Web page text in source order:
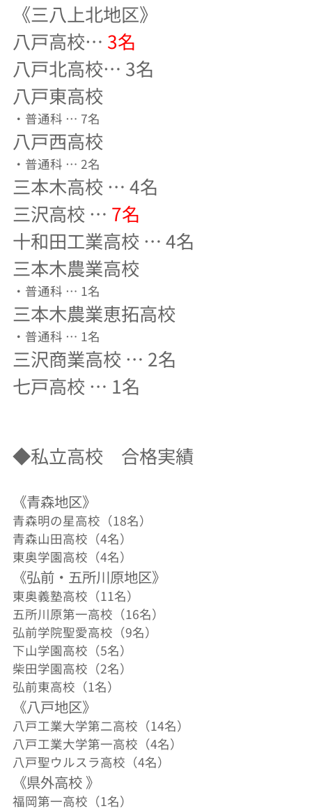
《三八上北地区》
八戸高校… 3名
八戸北高校… 3名
八戸東高校
・普通科 … 7名
八戸西高校
・普通科 … 2名
三本木高校 … 4名
三沢高校 … 7名
十和田工業高校 … 4名
三本木農業高校
・普通科 … 1名
三本木農業恵拓高校
・普通科 … 1名
三沢商業高校 … 2名
七戸高校 … 1名
◆私立高校 合格実績
《青森地区》
青森明の星高校（18名）
青森山田高校（4名）
東奥学園高校（4名）
《弘前・五所川原地区》
東奥義塾高校（11名）
五所川原第一高校（16名）
弘前学院聖愛高校（9名）
下山学園高校（5名）
柴田学園高校（2名）
弘前東高校（1名）
《八戸地区》
八戸工業大学第二高校（14名）
八戸工業大学第一高校（4名）
八戸聖ウルスラ高校（4名）
《県外高校 》
福岡第一高校（1名）